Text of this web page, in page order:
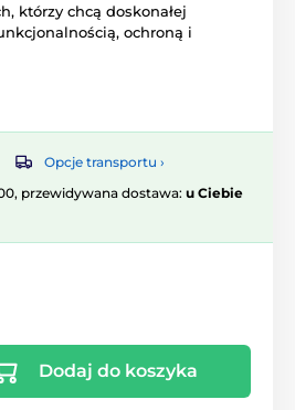
którzy chcą doskonałej
ochroną i
Opcje transportu ›
przewidywana dostawa: u Ciebie
Dodaj do koszyka